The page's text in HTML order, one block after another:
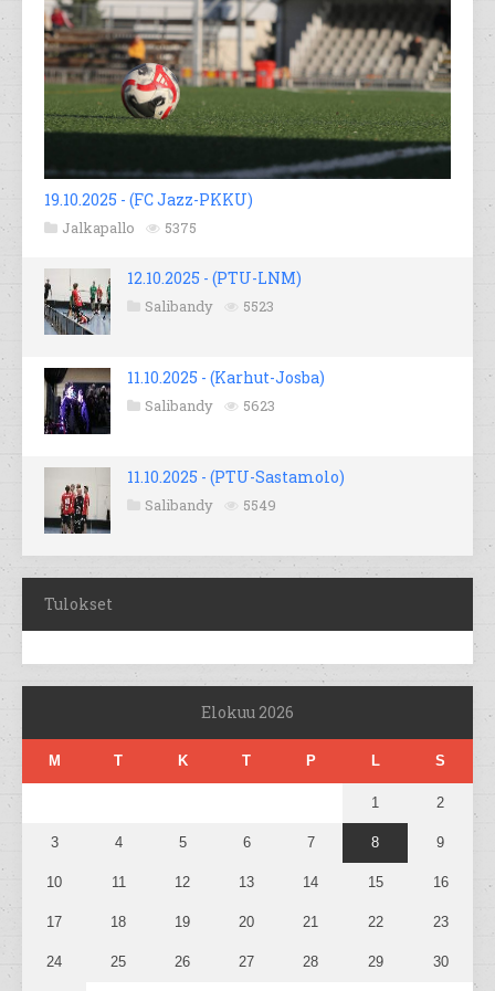
19.10.2025 - (FC Jazz-PKKU)
Jalkapallo 5375
12.10.2025 - (PTU-LNM)
Salibandy 5523
11.10.2025 - (Karhut-Josba)
Salibandy 5623
11.10.2025 - (PTU-Sastamolo)
Salibandy 5549
Tulokset
Elokuu 2026
M T K T P L S
1 2
3 4 5 6 7 8 9
10 11 12 13 14 15 16
17 18 19 20 21 22 23
24 25 26 27 28 29 30